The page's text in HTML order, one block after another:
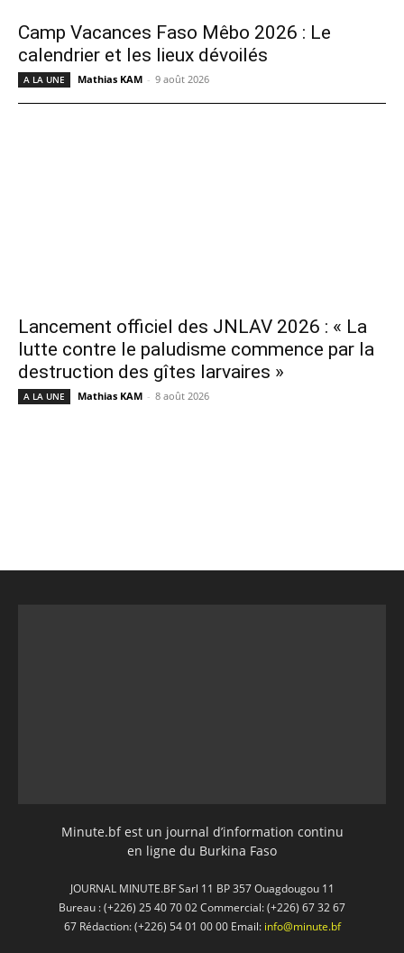
Camp Vacances Faso Mêbo 2026 : Le
calendrier et les lieux dévoilés
A LA UNE Mathias KAM - 9 août 2026
Lancement officiel des JNLAV 2026 : « La
lutte contre le paludisme commence par la
destruction des gîtes larvaires »
A LA UNE Mathias KAM - 8 août 2026
Minute.bf est un journal d’information continu
en ligne du Burkina Faso
JOURNAL MINUTE.BF Sarl 11 BP 357 Ouagdougou 11
Bureau : (+226) 25 40 70 02 Commercial: (+226) 67 32 67
67 Rédaction: (+226) 54 01 00 00 Email: info@minute.bf